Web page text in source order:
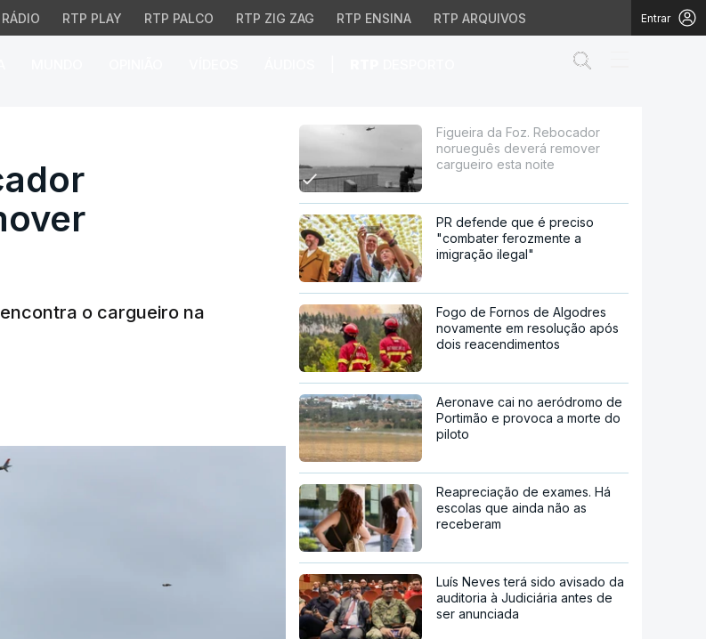
RÁDIO RTP PLAY RTP PALCO RTP ZIG ZAG RTP ENSINA RTP ARQUIVOS Entrar
norueguês deverá remover cargueiro
o cargueiro na
Figueira da Foz. Rebocador
norueguês deverá remover
cargueiro esta noite
PR defende que é preciso
"combater ferozmente a
imigração ilegal"
Fogo de Fornos de Algodres
novamente em resolução após
dois reacendimentos
Aeronave cai no aeródromo de
Portimão e provoca a morte do
piloto
Reapreciação de exames. Há
escolas que ainda não as
receberam
Luís Neves terá sido avisado da
auditoria à Judiciária antes de
ser anunciada